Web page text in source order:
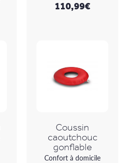
110,99€
Coussin
caoutchouc
gonflable
Confort à domicile